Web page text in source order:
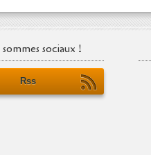
sociaux !
Rss